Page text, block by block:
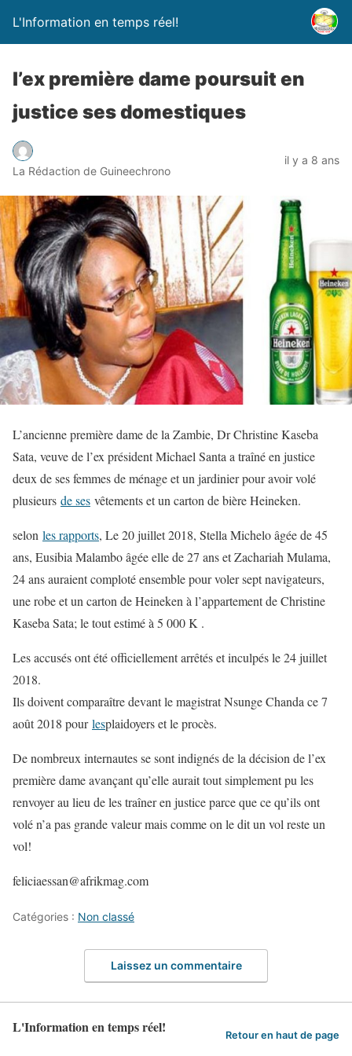
L'Information en temps réel!
l’ex première dame poursuit en
justice ses domestiques
La Rédaction de Guineechrono
il y a 8 ans
L’ancienne première dame de la Zambie, Dr Christine Kaseba
Sata, veuve de l’ex président Michael Santa a traîné en justice
deux de ses femmes de ménage et un jardinier pour avoir volé
plusieurs de ses vêtements et un carton de bière Heineken.
selon les rapports, Le 20 juillet 2018, Stella Michelo âgée de 45
ans, Eusibia Malambo âgée elle de 27 ans et Zachariah Mulama,
24 ans auraient comploté ensemble pour voler sept navigateurs,
une robe et un carton de Heineken à l’appartement de Christine
Kaseba Sata; le tout estimé à 5 000 K .
Les accusés ont été officiellement arrêtés et inculpés le 24 juillet
2018.
Ils doivent comparaître devant le magistrat Nsunge Chanda ce 7
août 2018 pourlesplaidoyers et le procès.
De nombreux internautes se sont indignés de la décision de l’ex
première dame avançant qu’elle aurait tout simplement pu les
renvoyer au lieu de les traîner en justice parce que ce qu’ils ont
volé n’a pas grande valeur mais comme on le dit un vol reste un
vol!
feliciaessan@afrikmag.com
Catégories : Non classé
Laissez un commentaire
L'Information en temps réel! Retour en haut de page